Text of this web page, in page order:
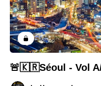
🚨🇰🇷Séoul - Vol